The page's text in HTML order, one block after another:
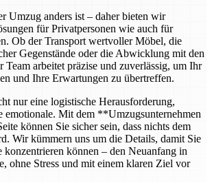
Umzug anders ist – daher bieten wir
für Privatpersonen wie auch für
Ob der Transport wertvoller Möbel, die
Gegenstände oder die Abwicklung mit den
Team arbeitet präzise und zuverlässig, um Ihr
und Ihre Erwartungen zu übertreffen.
nur eine logistische Herausforderung,
emotionale. Mit dem **Umzugsunternehmen
können Sie sicher sein, dass nichts dem
Wir kümmern uns um die Details, damit Sie
konzentrieren können – den Neuanfang in
ohne Stress und mit einem klaren Ziel vor